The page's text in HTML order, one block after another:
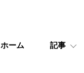
ホーム 記事